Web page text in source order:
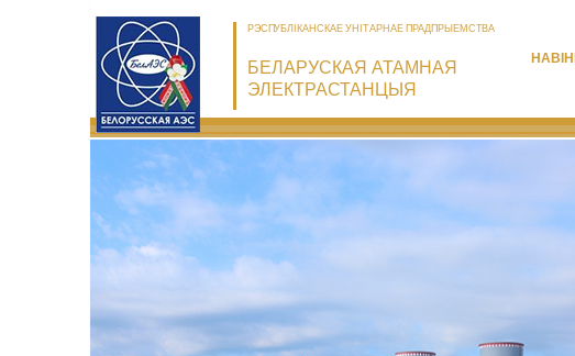
РЭСПУБЛІКАНСКАЕ УНІТАРНАЕ ПРАДПРЫЕМСТВА
БЕЛАРУСКАЯ АТАМНАЯ
ЭЛЕКТРАСТАНЦЫЯ